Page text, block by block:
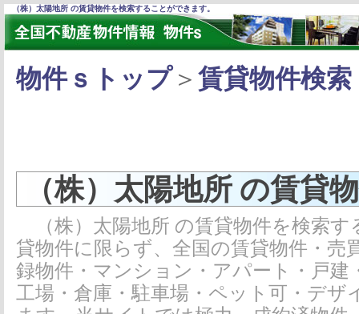
（株）太陽地所 の賃貸物件を検索することができます。
物件ｓトップ＞ 賃貸物件検索
（株）太陽地所 の賃貸
（株）太陽地所 の賃貸物件を検索
貸物件に限らず、全国の賃貸物件・売
録物件・マンション・アパート・戸
工場・倉庫・駐車場・ペット可・デ